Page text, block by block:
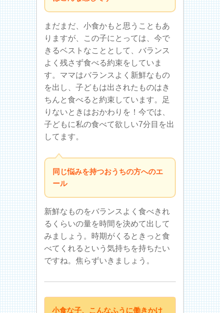
まだまだ、小食かもと思うこともあ
りますが、この子にとっては、今で
きるベストなこととして、バランス
よく残さず食べる約束をしていま
す。ママはバランスよく新鮮なもの
を出し、子どもは出されたものはき
ちんと食べると約束しています。足
りないときはおかわりを！今では、
子どもに私の食べて欲しい7分目を出
してます。
同じ悩みを持つおうちの方へのエ
ール
新鮮なものをバランスよく食べきれ
るくらいの量を時間を決めて出して
みましょう。時期がくるときっと食
べてくれるという気持ちを持ちたい
ですね。焦らずいきましょう。
小食な子、こんなふうに働きかけ